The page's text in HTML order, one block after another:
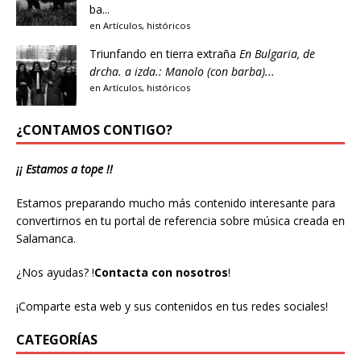
ba...
en Artículos, históricos
Triunfando en tierra extraña En Bulgaria, de
drcha. a izda.: Manolo (con barba)...
en Artículos, históricos
¿CONTAMOS CONTIGO?
¡¡ Estamos a tope !!
Estamos preparando mucho más contenido interesante para
convertirnos en tu portal de referencia sobre música creada en
Salamanca.
¿Nos ayudas? !Contacta con nosotros!
¡Comparte esta web y sus contenidos en tus redes sociales!
CATEGORÍAS